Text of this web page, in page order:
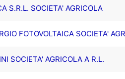
S.R.L. SOCIETA' AGRICOLA
FOTOVOLTAICA SOCIETA'
SOCIETA' AGRICOLA A R.L.